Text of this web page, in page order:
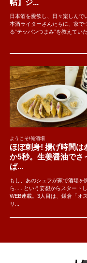
帖】ジ...
日本酒を愛飲し、日々楽しんで
本酒ライターさんたちに、家で
る“テッパンつまみ”を教えていた
ようこそ!俺酒場
ほぼ刺身! 揚げ時間は
か5秒。生姜醤油でさ
ぱ...
もし、あのシェフが家で酒場を
ら......という妄想からスタート
WEB連載。3人目は、鎌倉「オ
リ...